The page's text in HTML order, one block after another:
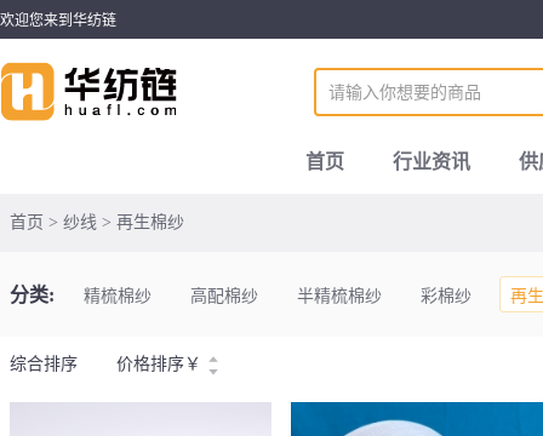
欢迎您来到华纺链
首页 行业资讯 供
首页 > 纱线 > 再生棉纱
分类: 精梳棉纱 高配棉纱 半精梳棉纱 彩棉纱 再
综合排序 价格排序 ￥